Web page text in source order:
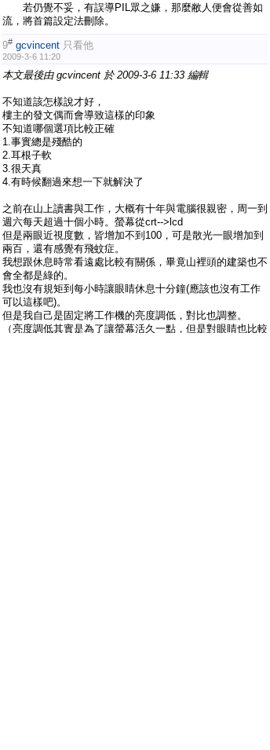
若仍覺不妥，有誤導PIL眾之嫌，那麼敝人便會從善如
流，將首篇設定法刪除。
9# gcvincent 只看他
2009-3-6 11:20
本文最後由 gcvincent 於 2009-3-6 11:33 編輯
不知道該怎樣說才好，
樓主的發文偶而會導致這樣的印象
不知道哪個選項比較正確
1.事實總是殘酷的
2.耳根子軟
3.很天真
4.有時候翻過來想一下就解決了
之前在山上讀書與工作，大概有十年與電腦很親密，周一到
週六每天超過十個小時。螢幕從crt-->lcd
但是兩眼近視度數，皆增加不到100，可是散光一眼增加到
兩百，還有感覺有飛蚊症。
我想跟休息時常看遠處比較有關係，畢竟山裡頭的建築也不
會全都是綠的。
我也沒有規矩到每小時讓眼睛休息十分鐘(應該也沒有工作
可以這樣吧)。
但是我自己是固定將工作機的亮度調低，對比也調整。
（亮度調低其實是為了讓螢幕活久一點，但是對眼睛也比較